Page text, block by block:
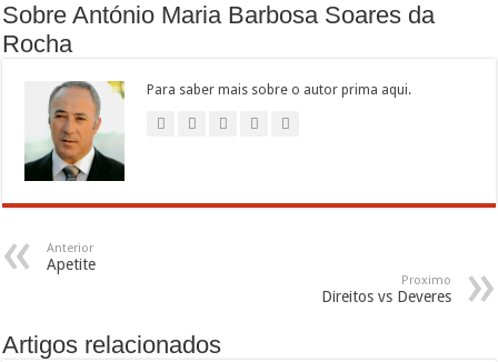
Sobre António Maria Barbosa Soares da
Rocha
Para saber mais sobre o autor prima aqui.
Anterior
Apetite
Proximo
Direitos vs Deveres
Artigos relacionados